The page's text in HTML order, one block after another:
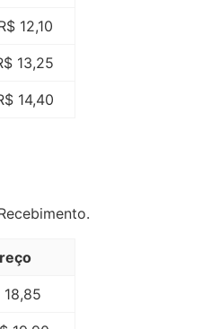
12,10
13,25
14,40
18,85